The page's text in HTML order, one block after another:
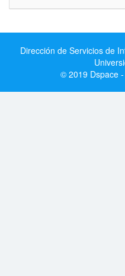
Dirección de Servicios de
© 2019 Dspace